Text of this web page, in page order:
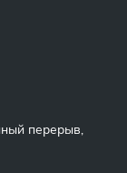
перерыв,